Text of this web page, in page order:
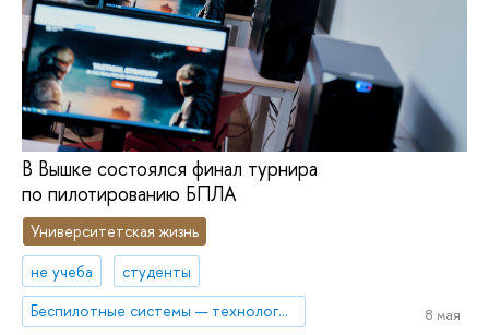
В Вышке состоялся финал турнира
по пилотированию БПЛА
Университетская жизнь
не учеба
студенты
Беспилотные системы — технологии будущего
8 мая